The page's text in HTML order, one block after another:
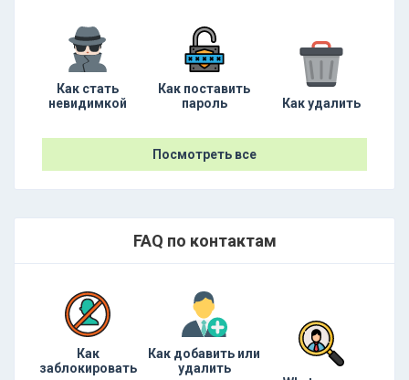
Как стать
невидимкой
Как поставить
пароль
Как удалить
Посмотреть все
FAQ по контактам
Как
заблокировать
Как добавить или
удалить